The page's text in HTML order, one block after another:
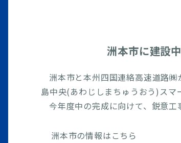
洲本市に建設
洲本市と本州四国連絡高速道路
島中央(あわじしまちゅうおう)スマ
今年度中の完成に向けて、鋭意工
洲本市の情報はこちら